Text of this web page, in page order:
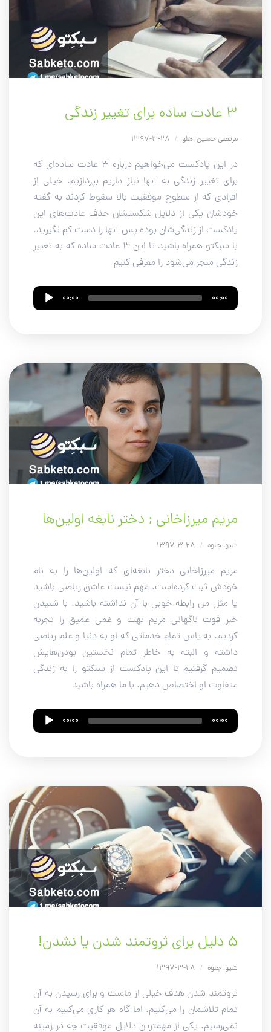
۳ عادت ساده برای تغییر زندگی
مرتضی حسین اهلو /
در این پادکست می‌خواهیم درباره 3 عادت ساده‌ای که
برای تغییر زندگی به آنها نیاز داریم بپردازیم. خیلی از
افرادی که از سطوح موفقیت بالا سقوط کردند به گفته
خودشان یکی از دلایل شکستشان حذف عادت‌های این
پادکست از زندگی‌شان بوده پس آنها را دست کم نگیرید.
با سبکتو همراه باشید تا این 3 عادت ساده که به تغییر
زندگی منجر می‌شود را معرفی کنیم
Audio
Player
00:00 00:00
مریم میرزاخانی ; دختر نابغه اولین‌ها
شیوا جلوه /
مریم میرزاخانی دختر نابغه‌ای که اولین‌ها را به نام
خودش ثبت کرده‌است. مهم نیست عاشق ریاضی باشید
یا مثل من رابطه خوبی با آن نداشته باشید. با شنیدن
خبر فوت ناگهانی مریم بهت و غمی عمیق را تجربه
کردیم. به پاس تمام خدماتی که او به دنیا و علم ریاضی
داشته و البته به خاطر تمام نخستین بودن‌هایش
تصمیم گرفتیم تا این پادکست از سبکتو را به زندگی
متفاوت او اختصاص دهیم. با ما همراه باشید
Audio
Player
00:00 00:00
۵ دلیل برای ثروتمند شدن یا نشدن!
شیوا جلوه /
ثروتمند شدن هدف خیلی از ماست و برای رسیدن به آن
تمام تلاشمان را می‌کنیم. اما گاه هر کاری می‌کنیم به آن
نمی‌رسیم. یکی از مهمترین دلایل موفقیت چه در زمینه